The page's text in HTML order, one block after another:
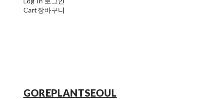
Cart장바구니
GOREPLANTSEOUL